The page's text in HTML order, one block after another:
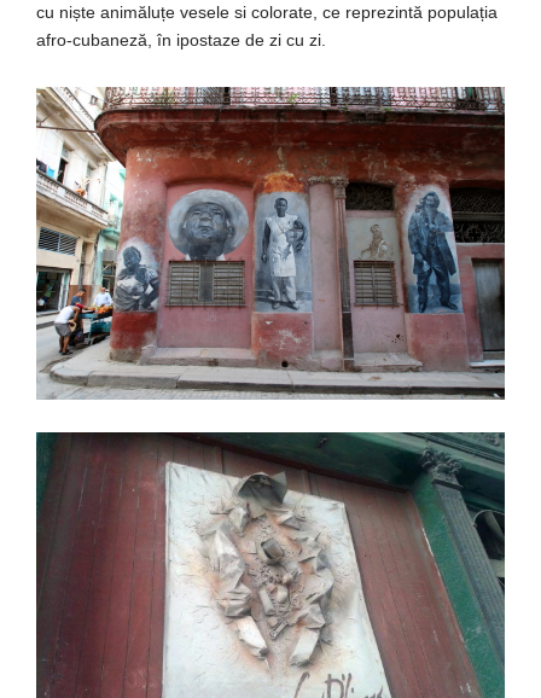
cu niște animăluțe vesele si colorate, ce reprezintă populația
afro-cubaneză, în ipostaze de zi cu zi.